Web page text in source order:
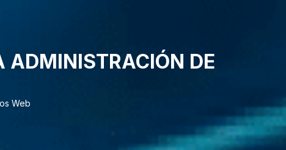
ADMINISTRACIÓN DE
Web